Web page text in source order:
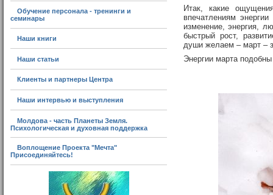
Обучение персонала - тренинги и
семинары
Наши книги
Наши статьи
Клиенты и партнеры Центра
Наши интервью и выступления
Молдова - часть Планеты Земля.
Психологическая и духовная поддержка
Воплощение Проекта "Мечта"
Присоединяйтесь!
Итак, какие
впечатлениям
изменение, энергия,
быстрый рост,
души желаем – март –
Энергии марта